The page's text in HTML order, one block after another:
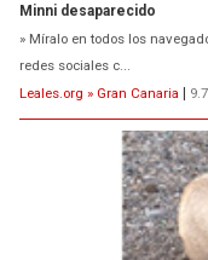
Minni desaparecido
» Míralo en todos los
redes sociales c...
Leales.org » Gran Canaria |